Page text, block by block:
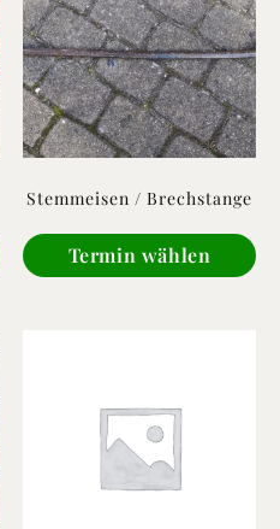
Stemmeisen / Brechstange
Termin wählen